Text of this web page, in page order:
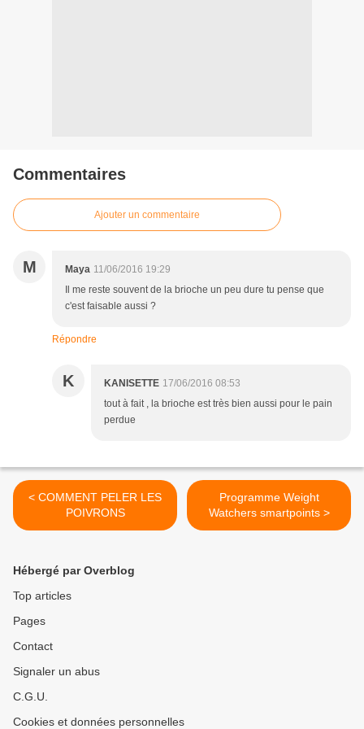
Commentaires
Ajouter un commentaire
M Maya 11/06/2016 19:29
Il me reste souvent de la brioche un peu dure tu pense que
c'est faisable aussi ?
Répondre
K KANISETTE 17/06/2016 08:53
tout à fait , la brioche est très bien aussi pour le pain
perdue
< COMMENT PELER LES
POIVRONS
Programme Weight
Watchers smartpoints >
Hébergé par Overblog
Top articles
Pages
Contact
Signaler un abus
C.G.U.
Cookies et données personnelles